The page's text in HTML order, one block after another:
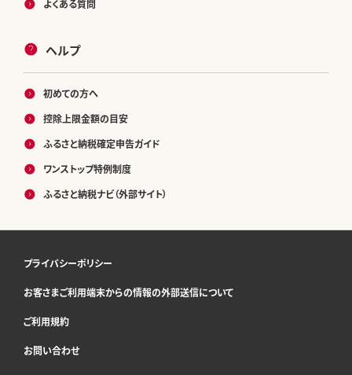
よくある質問
ヘルプ
初めての方へ
控除上限金額の目安
ふるさと納税確定申告ガイド
ワンストップ特例制度
ふるさと納税ナビ（外部サイト）
プライバシーポリシー
お客さまご利用端末からの情報の外部送信について
ご利用規約
お問い合わせ